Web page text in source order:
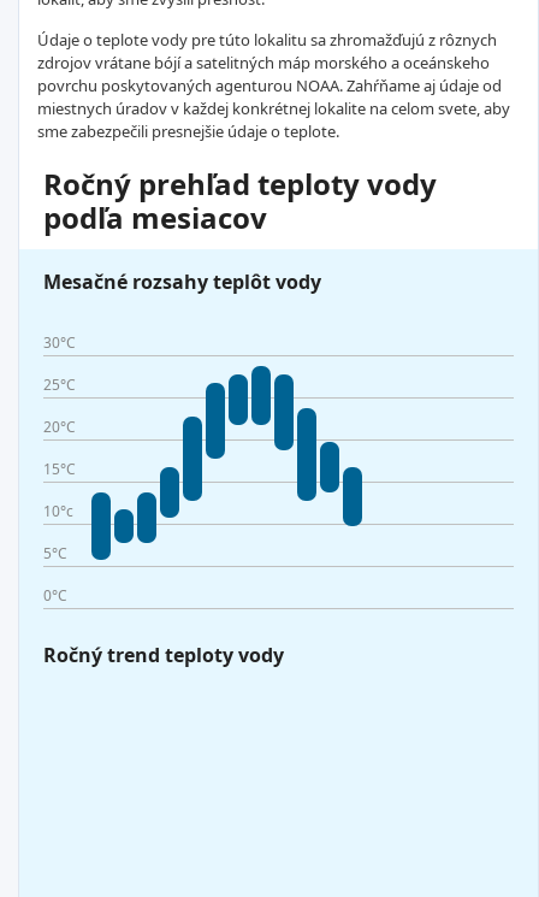
Údaje o teplote vody pre túto lokalitu sa zhromažďujú z rôznych
zdrojov vrátane bójí a satelitných máp morského a oceánskeho
povrchu poskytovaných agenturou NOAA. Zahŕňame aj údaje od
miestnych úradov v každej konkrétnej lokalite na celom svete, aby
sme zabezpečili presnejšie údaje o teplote.
Ročný prehľad teploty vody
podľa mesiacov
Mesačné rozsahy teplôt vody
30°C
25°C
20°C
15°C
10°c
5°C
0°C
Ročný trend teploty vody